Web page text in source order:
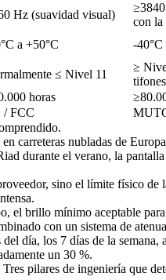
Hz (suavidad visual)
con la
a +50°C -40°C
≤ Nivel 11
≥
horas
/ FCC
carreteras nubladas de
durante el verano, la
sino el límite físico de
el brillo mínimo aceptable
con un sistema de
día, los 7 días de la semana,
un 30 %.
pilares de ingeniería que